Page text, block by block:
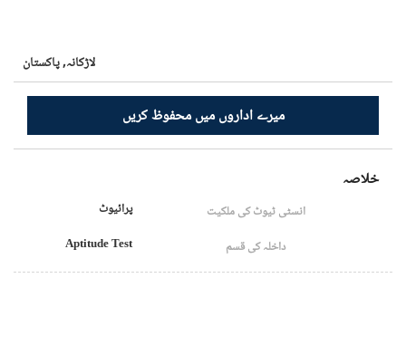
لاڑکانہ,پاکستان
میرے اداروں میں محفوظ کریں
خلاصہ
انسٹی ٹیوٹ کی ملکیت
پرائیوٹ
داخلہ کی قسم
Aptitude Test